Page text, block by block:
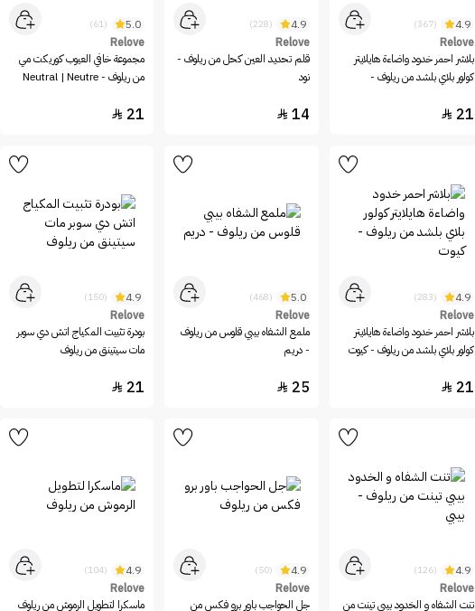
4.9
(367)
Relove
بلاشر احمر خدود واضاءة هايلايتر
كولور بلاي بلشد من ريلوف -
21

4.9
(228)
Relove
قلم تحديد العين كحل من ريلوف -
نود
14

5.0
(61)
Relove
مجموعة خافي العيوب كوريكت مي
من ريلوف - Neutral | Neutre
21

4.9
(283)
Relove
بلاشر احمر خدود واضاءة هايلايتر
كولور بلاي بلشد من ريلوف - كيوت
21

5.0
(468)
Relove
ملمع الشفاه بيبي قلوس من ريلوف
- دريم
25

4.9
(150)
Relove
بودرة تثبيت المكياج اتش دي سوبر
مات سيتينق من ريلوف
21

4.9
(126)
Relove
تنت الشفاه و الخدود بيبي تينت من
4.9
(50)
Relove
جل الحواجب باور برو فكس من
4.9
(104)
Relove
ماسكرا لتطويل الرموش من ريلوف